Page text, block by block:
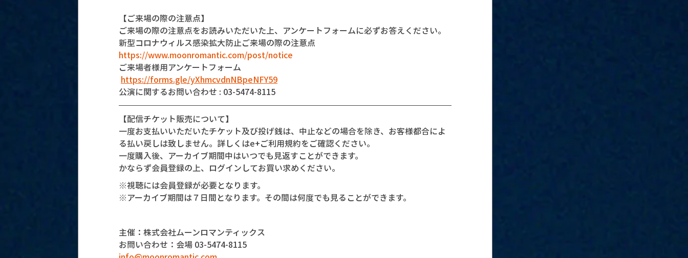
【ご来場の際の注意点】
ご来場の際の注意点をお読みいただいた上、アンケートフォームに必ずお答えください。
新型コロナウィルス感染拡大防止ご来場の際の注意点
https://www.moonromantic.com/post/notice
ご来場者様用アンケートフォーム
https://forms.gle/yXhmcvdnNBpeNFY59
公演に関するお問い合わせ : 03-5474-8115
【配信チケット販売について】
一度お支払いいただいたチケット及び投げ銭は、中止などの場合を除き、お客様都合によ
る払い戻しは致しません。詳しくはe+ご利用規約をご確認ください。
一度購入後、アーカイブ期間中はいつでも見返すことができます。
かならず会員登録の上、ログインしてお買い求めください。
※視聴には会員登録が必要となります。
※アーカイブ期間は７日間となります。その間は何度でも見ることができます。
主催：株式会社ムーンロマンティックス
お問い合わせ：会場 03-5474-8115